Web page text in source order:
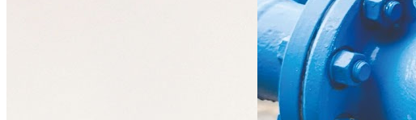
UM GESTOR DE PRODUTO DEDICADO À INDÚSTRIA
luis.fernandes@sanitop.pt
Esta aposta da Sanitop na disponibilização de uma gama específica para a